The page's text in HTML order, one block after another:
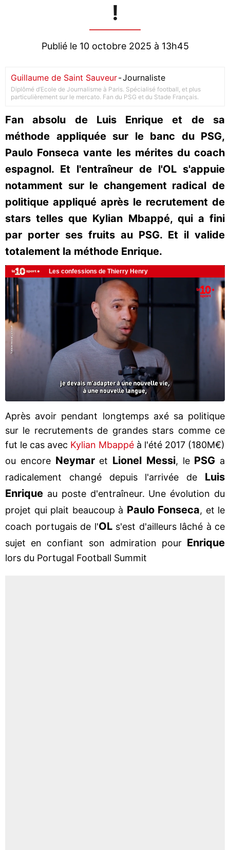
!
Publié le 10 octobre 2025 à 13h45
Guillaume de Saint Sauveur-Journaliste
Diplômé d’Ecole de Journalisme à Paris. Spécialisé football, et plus
particulièrement sur le mercato. Fan du PSG et du Stade Français.
Fan absolu de Luis Enrique et de sa
méthode appliquée sur le banc du PSG,
Paulo Fonseca vante les mérites du coach
espagnol. Et l'entraîneur de l'OL s'appuie
notamment sur le changement radical de
politique appliqué après le recrutement de
stars telles que Kylian Mbappé, qui a fini
par porter ses fruits au PSG. Et il valide
totalement la méthode Enrique.
Après avoir pendant longtemps axé sa politique
sur le recrutements de grandes stars comme ce
fut le cas avec Kylian Mbappé à l'été 2017 (180M€)
ou encore Neymaret Lionel Messi, le PSG a
radicalement changé depuis l'arrivée de Luis
Enrique au poste d'entraîneur. Une évolution du
projet qui plait beaucoup à Paulo Fonseca, et le
coach portugais de l'OL s'est d'ailleurs lâché à ce
sujet en confiant son admiration pour Enrique
lors du Portugal Football Summit